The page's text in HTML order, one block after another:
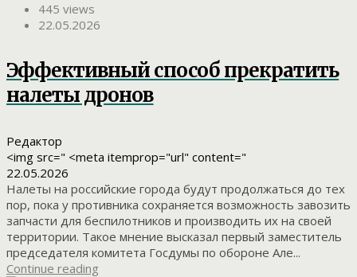
445 views
22.05.2026
Эффективный способ прекратить
налеты дронов
Редактор
<img src=" <meta itemprop="url" content="
22.05.2026
Налеты на российские города будут продолжаться до тех
пор, пока у противника сохраняется возможность завозить
запчасти для беспилотников и производить их на своей
территории. Такое мнение высказал первый заместитель
председателя комитета Госдумы по обороне Але...
Continue reading